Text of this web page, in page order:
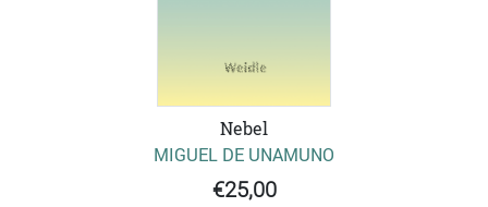
Nebel
MIGUEL DE UNAMUNO
€25,00